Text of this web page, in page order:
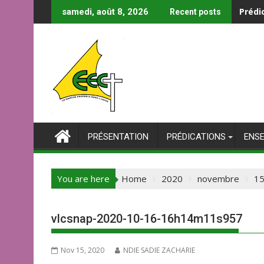
to
samedi, août 8, 2026 Recent posts
PRÉSENTATION PRÉDICATIONS
You are here Home 2020 novembre 15
vlcsnap-2020-10-16-16h14m11s957
Nov 15, 2020 NDIE SADIE ZACHARIE